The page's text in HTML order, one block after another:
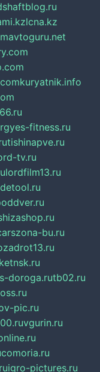
lcna.kz
avtoguru.net
kuryatnik.info
yes-fitness.ru
tishinapve.ru
tv.ru
lordfilm13.ru
bu.ru
doroga.rutb02.ru
pic.ru
vgurin.ru
igro-pictures.ru